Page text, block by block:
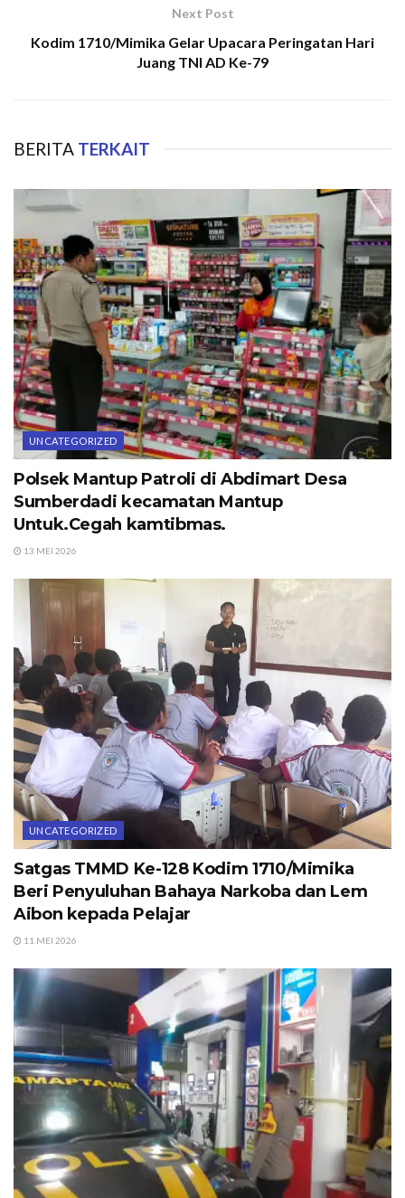
Next Post
Kodim 1710/Mimika Gelar Upacara Peringatan Hari
Juang TNI AD Ke-79
BERITA TERKAIT
UNCATEGORIZED
Polsek Mantup Patroli di Abdimart Desa
Sumberdadi kecamatan Mantup
Untuk.Cegah kamtibmas.
13 MEI 2026
UNCATEGORIZED
Satgas TMMD Ke-128 Kodim 1710/Mimika
Beri Penyuluhan Bahaya Narkoba dan Lem
Aibon kepada Pelajar
11 MEI 2026